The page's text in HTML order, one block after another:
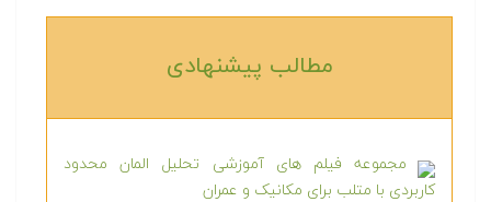
مطالب پیشنهادی‎
مجموعه فیلم های آموزشی تحلیل المان محدود
کاربردی با متلب برای مکانیک و عمران